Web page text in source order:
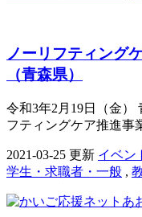
ノーリフティング
（青森県）
令和3年2月19日（金）
フティングケア推進
2021-03-25 更新 イベン
学生・求職者・一般 ,